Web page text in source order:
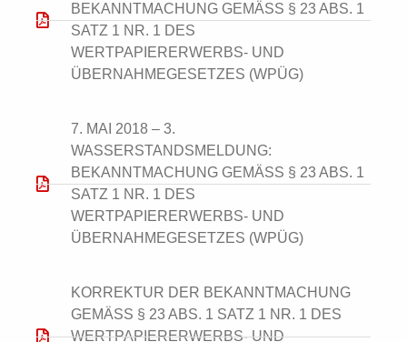
BEKANNTMACHUNG GEMÄSS § 23 ABS. 1 S
ATZ 1 NR. 1 DES W
ERTPAPIERERWERBS- UND Ü
BERNAHMEGESETZES (WPÜG)
7. MAI 2018 – 3.
WASSERSTANDSMELDUNG:
BEKANNTMACHUNG GEMÄSS § 23 ABS. 1 S
ATZ 1 NR. 1 DES W
ERTPAPIERERWERBS- UND Ü
BERNAHMEGESETZES (WPÜG)
KORREKTUR DER BEKANNTMACHUNG
GEMÄSS § 23 ABS. 1 SATZ 1 NR. 1 DES W
ERTPAPIERERWERBS- UND Ü